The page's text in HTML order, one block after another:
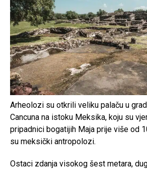
Arheolozi su otkrili veliku palaču u
Cancuna na istoku Meksika, koju su
pripadnici bogatijih Maja prije više od
su meksički antropolozi.
Ostaci zdanja visokog šest metara,